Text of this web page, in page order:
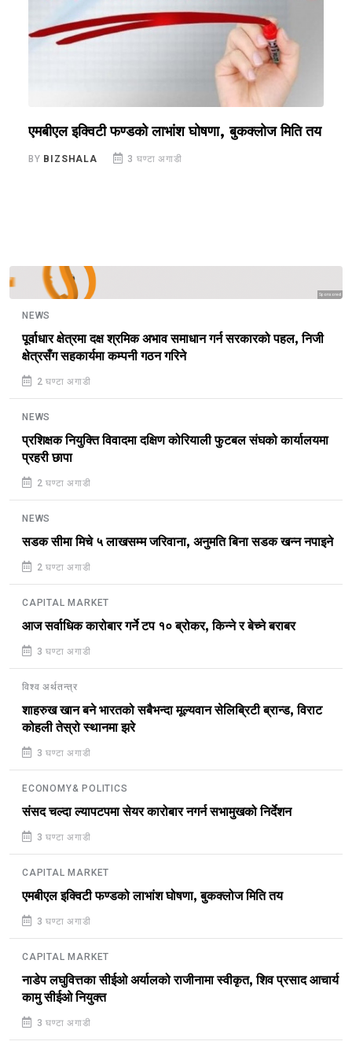
एमबीएल इक्विटी फण्डको लाभांश घोषणा, बुकक्लोज मिति तय
BY BIZSHALA 3 घण्टा अगाडी
Sponsored
NEWS
पूर्वाधार क्षेत्रमा दक्ष श्रमिक अभाव समाधान गर्न सरकारको पहल, निजी
क्षेत्रसँग सहकार्यमा कम्पनी गठन गरिने
2 घण्टा अगाडी
NEWS
प्रशिक्षक नियुक्ति विवादमा दक्षिण कोरियाली फुटबल संघको कार्यालयमा
प्रहरी छापा
2 घण्टा अगाडी
NEWS
सडक सीमा मिचे ५ लाखसम्म जरिवाना, अनुमति बिना सडक खन्न नपाइने
2 घण्टा अगाडी
CAPITAL MARKET
आज सर्वाधिक कारोबार गर्ने टप १० ब्रोकर, किन्ने र बेच्ने बराबर
3 घण्टा अगाडी
विश्व अर्थतन्त्र
शाहरुख खान बने भारतको सबैभन्दा मूल्यवान सेलिब्रिटी ब्रान्ड, विराट
कोहली तेस्रो स्थानमा झरे
3 घण्टा अगाडी
ECONOMY& POLITICS
संसद चल्दा ल्यापटपमा सेयर कारोबार नगर्न सभामुखको निर्देशन
3 घण्टा अगाडी
CAPITAL MARKET
एमबीएल इक्विटी फण्डको लाभांश घोषणा, बुकक्लोज मिति तय
3 घण्टा अगाडी
CAPITAL MARKET
नाडेप लघुवित्तका सीईओ अर्यालको राजीनामा स्वीकृत, शिव प्रसाद आचार्य
कामु सीईओ नियुक्त
3 घण्टा अगाडी